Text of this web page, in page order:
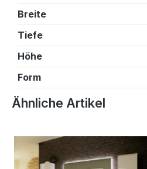
Breite
Tiefe
Höhe
Form
Produktgalerie überspringen
Ähnliche Artikel